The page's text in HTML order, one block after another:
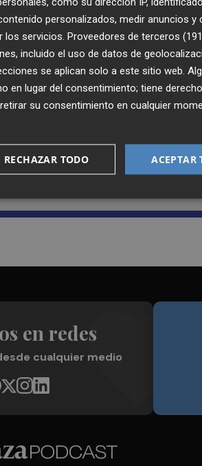
actualidad de
en tu correo
en redes
cualquier medio
personalizados, medir anuncios y
los servicios. Proveedores de terceros
incluido el uso de datos de
se aplican solo a este sitio web.
en lugar del consentimiento; tiene
retirar su consentimiento en cualquier
ACEPTAR
RECHAZAR TODO